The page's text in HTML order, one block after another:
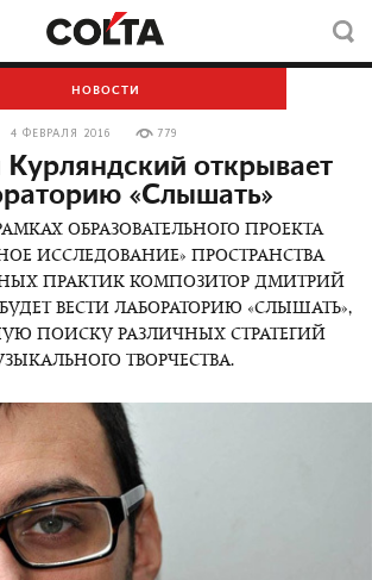
НОВОСТИ
4 ФЕВРАЛЯ 2016 779
открывает
«Слышать»
ОБРАЗОВАТЕЛЬНОГО ПРОЕКТА
ИССЛЕДОВАНИЕ» ПРОСТРАНСТВА
ПРАКТИК КОМПОЗИТОР ДМИТРИЙ
ВЕСТИ ЛАБОРАТОРИЮ «СЛЫШАТЬ»,
ПОИСКУ РАЗЛИЧНЫХ СТРАТЕГИЙ
ТВОРЧЕСТВА.